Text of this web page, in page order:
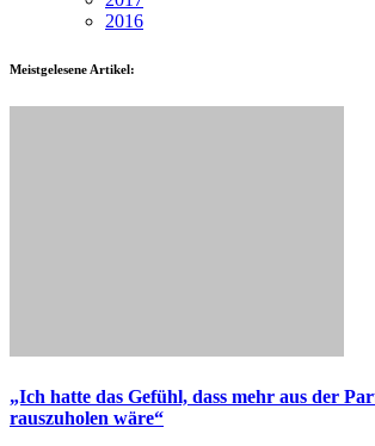
2016
Meistgelesene Artikel:
„Ich hatte das Gefühl, dass mehr aus der
rauszuholen wäre“